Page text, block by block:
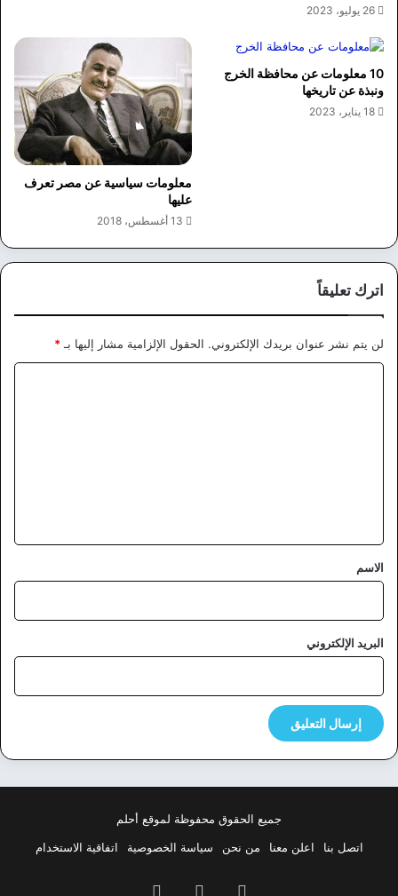
26 يوليو، 2023
10 معلومات عن محافظة الخرج
ونبذة عن تاريخها
18 يناير، 2023
معلومات سياسية عن مصر تعرف
عليها
13 أغسطس، 2018
اترك تعليقاً
لن يتم نشر عنوان بريدك الإلكتروني. الحقول الإلزامية مشار إليها بـ *
*
الاسم
البريد الإلكتروني
جميع الحقوق محفوظة لموقع أحلم
اتصل بنا
اعلن معنا من نحن سياسة الخصوصية اتفاقية الاستخدام
فيسبوك